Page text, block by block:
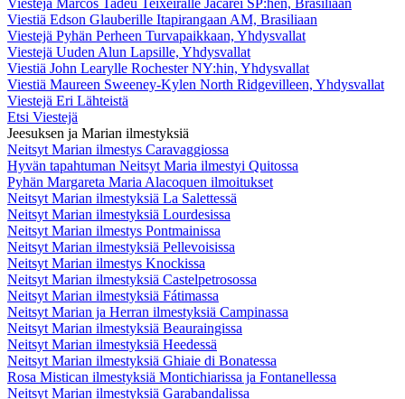
Viestiä Edson Glauberille Itapirangaan AM, Brasiliaan
Viestejä Pyhän Perheen Turvapaikkaan, Yhdysvallat
Viestejä Uuden Alun Lapsille, Yhdysvallat
Viestiä John Learylle Rochester NY:hin, Yhdysvallat
Viestiä Maureen Sweeney-Kylen North Ridgevilleen, Yhdysvallat
Viestejä Eri Lähteistä
Etsi Viestejä
Jeesuksen ja Marian ilmestyksiä
Neitsyt Marian ilmestys Caravaggiossa
Hyvän tapahtuman Neitsyt Maria ilmestyi Quitossa
Pyhän Margareta Maria Alacoquen ilmoitukset
Neitsyt Marian ilmestyksiä La Salettessä
Neitsyt Marian ilmestyksiä Lourdesissa
Neitsyt Marian ilmestys Pontmainissa
Neitsyt Marian ilmestyksiä Pellevoisissa
Neitsyt Marian ilmestys Knockissa
Neitsyt Marian ilmestyksiä Castelpetrosossa
Neitsyt Marian ilmestyksiä Fátimassa
Neitsyt Marian ja Herran ilmestyksiä Campinassa
Neitsyt Marian ilmestyksiä Beauraingissa
Neitsyt Marian ilmestyksiä Heedessä
Neitsyt Marian ilmestyksiä Ghiaie di Bonatessa
Rosa Mistican ilmestyksiä Montichiarissa ja Fontanellessa
Neitsyt Marian ilmestyksiä Garabandalissa